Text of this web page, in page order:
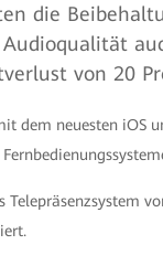
die
von 20
dem neuesten iOS
Telepräsenzsystem